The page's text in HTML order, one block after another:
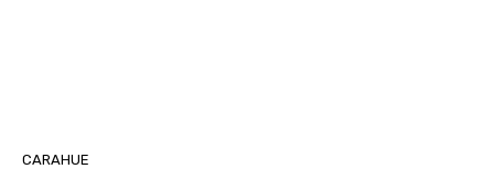
CARAHUE